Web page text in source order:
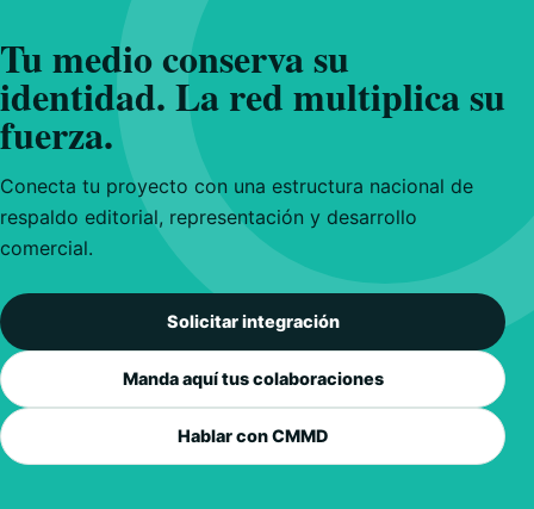
Tu medio conserva su
identidad. La red multiplica su
fuerza.
Conecta tu proyecto con una estructura nacional de
respaldo editorial, representación y desarrollo
comercial.
Solicitar integración
Manda aquí tus colaboraciones
Hablar con CMMD